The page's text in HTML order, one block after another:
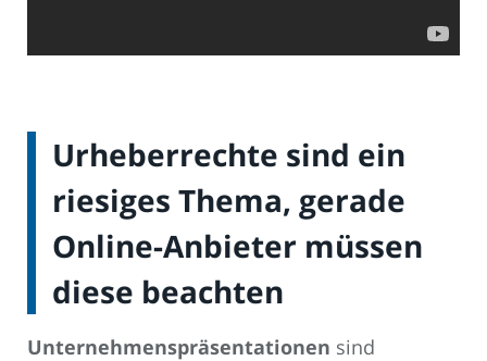
Urheberrechte sind ein
riesiges Thema, gerade
Online-Anbieter müssen
diese beachten
Unternehmenspräsentationen sind